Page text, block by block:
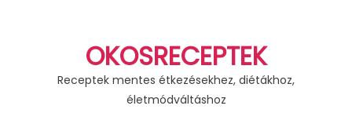
OKOSRECEPTEK
Receptek mentes étkezésekhez, diétákhoz,
életmódváltáshoz